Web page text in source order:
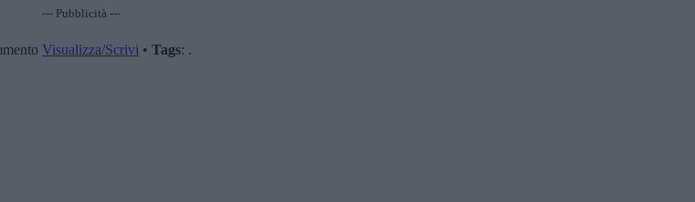
--- Pubblicità ---
Visualizza/Scrivi • Tags: .